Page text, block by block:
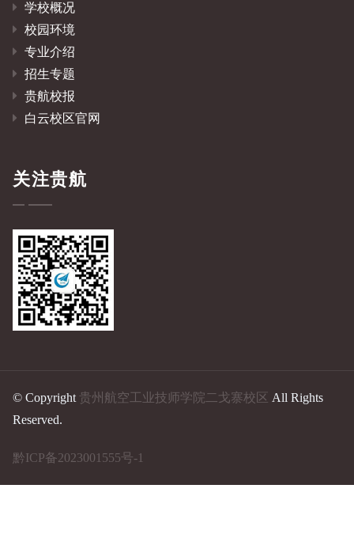
学校概况
校园环境
专业介绍
招生专题
贵航校报
白云校区官网
关注贵航
© Copyright贵州航空工业技师学院二戈寨校区 All Rights
Reserved.
黔ICP备2023001555号-1